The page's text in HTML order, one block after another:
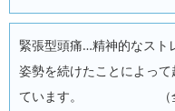
緊張型頭痛…精神的なスト
姿勢を続けたことによっ
ています。 （全体